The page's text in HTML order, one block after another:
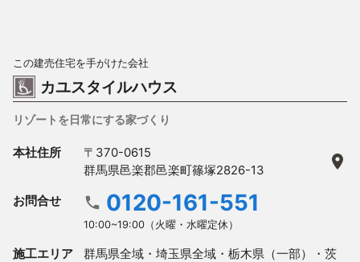
この建売住宅を手がけた会社
カユスタイルハウス
リゾートを日常にする家づくり
本社住所
〒370-0615
群馬県邑楽郡邑楽町篠塚2826-13
お問合せ 0120-161-551
10:00~19:00（火曜・水曜定休）
施工エリア
群馬県全域・埼玉県全域・栃木県（一部）・茨